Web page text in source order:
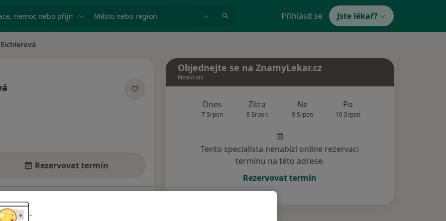
nemoc nebo příjmení Město nebo region Přihlásit se Jste lékař?
Rezervovat termín
Objednejte se na ZnamyLekar.cz
Neaktivní
Dnes
7 Srpen
Zítra
8 Srpen
Ne
9 Srpen
Po
10 Srpen
Tento specialista nenabízí online rezervaci
termínu na této adrese.
Rezervovat termín